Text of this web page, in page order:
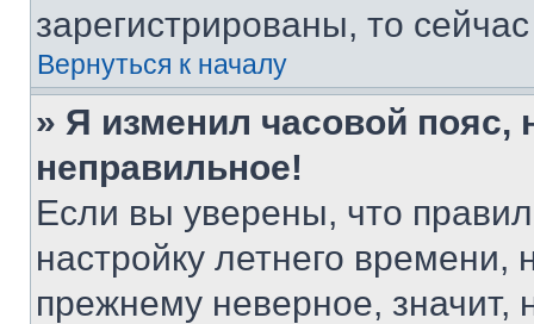
зарегистрированы, то
Вернуться к началу
» Я изменил часовой пояс,
неправильное!
Если вы уверены, что
настройку летнего
прежнему неверное, значит,